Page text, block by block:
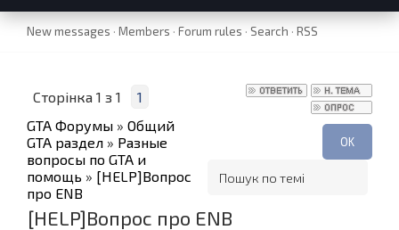
New messages · Members · Forum rules · Search · RSS
Сторінка 1 з 1
1
GTA Форумы » Общий
GTA раздел » Разные
вопросы по GTA и
помощь » [HELP]Вопрос
про ENB
[HELP]Вопрос про ENB